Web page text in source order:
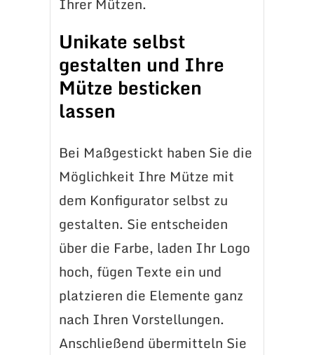
Unikate selbst
gestalten und Ihre
Mütze besticken
lassen
Bei Maßgestickt haben Sie die
Möglichkeit Ihre Mütze mit
dem Konfigurator selbst zu
gestalten. Sie entscheiden
über die Farbe, laden Ihr Logo
hoch, fügen Texte ein und
platzieren die Elemente ganz
nach Ihren Vorstellungen.
Anschließend übermitteln Sie